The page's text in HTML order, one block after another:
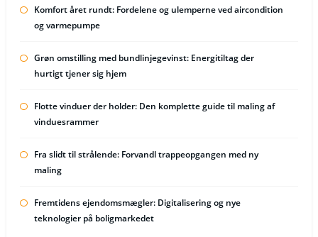
Komfort året rundt: Fordelene og ulemperne ved aircondition
og varmepumpe
Grøn omstilling med bundlinjegevinst: Energitiltag der
hurtigt tjener sig hjem
Flotte vinduer der holder: Den komplette guide til maling af
vinduesrammer
Fra slidt til strålende: Forvandl trappeopgangen med ny
maling
Fremtidens ejendomsmægler: Digitalisering og nye
teknologier på boligmarkedet